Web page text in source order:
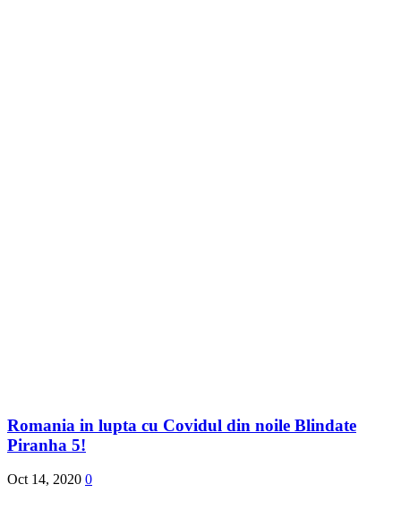
Romania in lupta cu Covidul din noile Blindate
Piranha 5!
Oct 14, 2020 0